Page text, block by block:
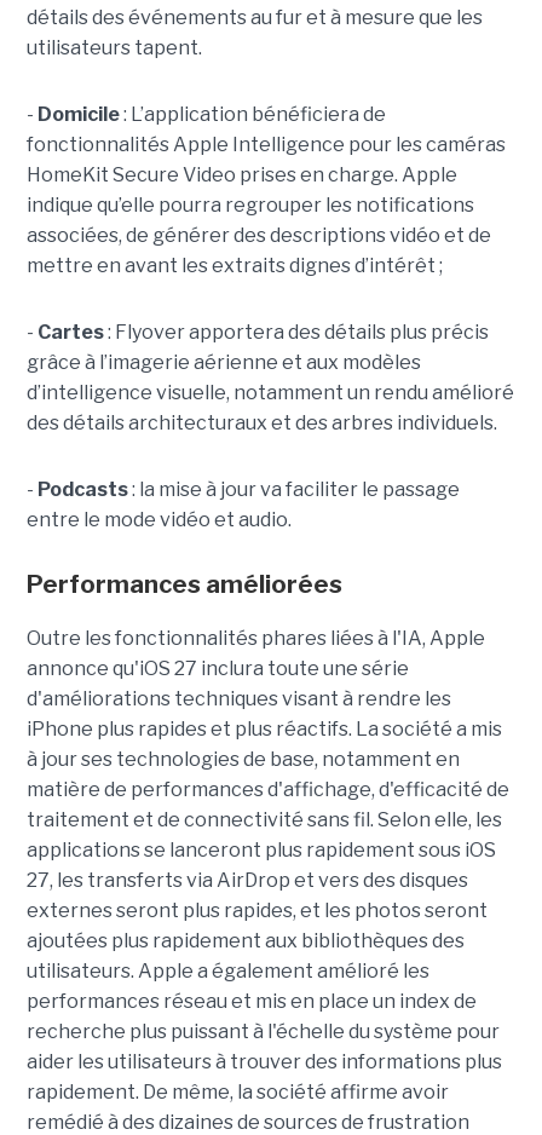
détails des événements au fur et à mesure que les
utilisateurs tapent.
- Domicile: L’application bénéficiera de
fonctionnalités Apple Intelligence pour les caméras
HomeKit Secure Video prises en charge. Apple
indique qu’elle pourra regrouper les notifications
associées, de générer des descriptions vidéo et de
mettre en avant les extraits dignes d’intérêt ;
- Cartes: Flyover apportera des détails plus précis
grâce à l’imagerie aérienne et aux modèles
d’intelligence visuelle, notamment un rendu amélioré
des détails architecturaux et des arbres individuels.
- Podcasts: la mise à jour va faciliter le passage
entre le mode vidéo et audio.
Performances améliorées
Outre les fonctionnalités phares liées à l'IA, Apple
annonce qu'iOS 27 inclura toute une série
d'améliorations techniques visant à rendre les
iPhone plus rapides et plus réactifs. La société a mis
à jour ses technologies de base, notamment en
matière de performances d'affichage, d'efficacité de
traitement et de connectivité sans fil. Selon elle, les
applications se lanceront plus rapidement sous iOS
27, les transferts via AirDrop et vers des disques
externes seront plus rapides, et les photos seront
ajoutées plus rapidement aux bibliothèques des
utilisateurs. Apple a également amélioré les
performances réseau et mis en place un index de
recherche plus puissant à l'échelle du système pour
aider les utilisateurs à trouver des informations plus
rapidement. De même, la société affirme avoir
remédié à des dizaines de sources de frustration